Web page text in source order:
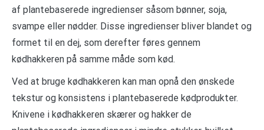
af plantebaserede ingredienser såsom bønner, soja,
svampe eller nødder. Disse ingredienser bliver blandet og
formet til en dej, som derefter føres gennem
kødhakkeren på samme måde som kød.
Ved at bruge kødhakkeren kan man opnå den ønskede
tekstur og konsistens i plantebaserede kødprodukter.
Knivene i kødhakkeren skærer og hakker de